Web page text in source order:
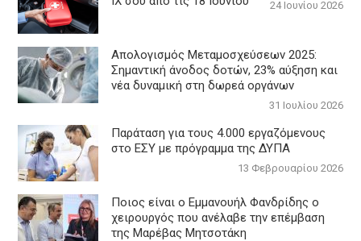
24 Ιουνίου 2026
Απολογισμός Μεταμοσχεύσεων 2025:
Σημαντική άνοδος δοτών, 23% αύξηση και
νέα δυναμική στη δωρεά οργάνων
31 Ιουλίου 2026
Παράταση για τους 4.000 εργαζόμενους
στο ΕΣΥ με πρόγραμμα της ΔΥΠΑ
13 Φεβρουαρίου 2026
Ποιος είναι ο Εμμανουήλ Φανδρίδης ο
χειρουργός που ανέλαβε την επέμβαση
της Μαρέβας Μητσοτάκη